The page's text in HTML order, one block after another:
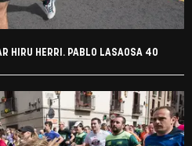
HIRU HERRI. PABLO LASAOSA 40